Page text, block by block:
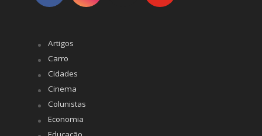
Artigos
Carro
Cidades
Cinema
Colunistas
Economia